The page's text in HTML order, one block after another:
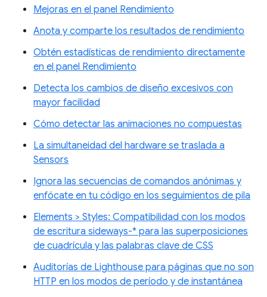
Mejoras en el panel Rendimiento
Anota y comparte los resultados de rendimiento
Obtén estadísticas de rendimiento directamente
en el panel Rendimiento
Detecta los cambios de diseño excesivos con
mayor facilidad
Cómo detectar las animaciones no compuestas
La simultaneidad del hardware se traslada a
Sensors
Ignora las secuencias de comandos anónimas y
enfócate en tu código en los seguimientos de pila
Elements > Styles: Compatibilidad con los modos
de escritura sideways-* para las superposiciones
de cuadrícula y las palabras clave de CSS
Auditorías de Lighthouse para páginas que no son
HTTP en los modos de período y de instantánea